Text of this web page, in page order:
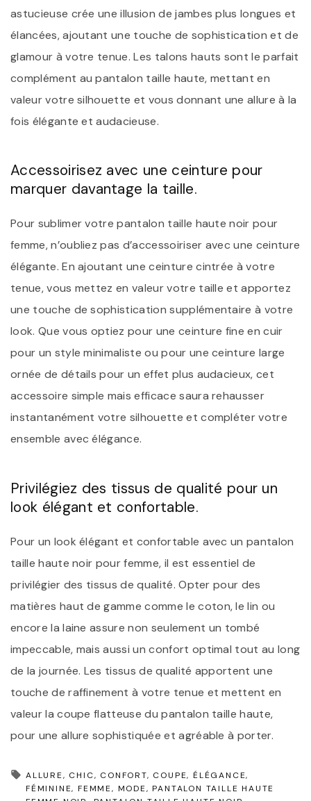
astucieuse crée une illusion de jambes plus longues et
élancées, ajoutant une touche de sophistication et de
glamour à votre tenue. Les talons hauts sont le parfait
complément au pantalon taille haute, mettant en
valeur votre silhouette et vous donnant une allure à la
fois élégante et audacieuse.
Accessoirisez avec une ceinture pour
marquer davantage la taille.
Pour sublimer votre pantalon taille haute noir pour
femme, n’oubliez pas d’accessoiriser avec une ceinture
élégante. En ajoutant une ceinture cintrée à votre
tenue, vous mettez en valeur votre taille et apportez
une touche de sophistication supplémentaire à votre
look. Que vous optiez pour une ceinture fine en cuir
pour un style minimaliste ou pour une ceinture large
ornée de détails pour un effet plus audacieux, cet
accessoire simple mais efficace saura rehausser
instantanément votre silhouette et compléter votre
ensemble avec élégance.
Privilégiez des tissus de qualité pour un
look élégant et confortable.
Pour un look élégant et confortable avec un pantalon
taille haute noir pour femme, il est essentiel de
privilégier des tissus de qualité. Opter pour des
matières haut de gamme comme le coton, le lin ou
encore la laine assure non seulement un tombé
impeccable, mais aussi un confort optimal tout au long
de la journée. Les tissus de qualité apportent une
touche de raffinement à votre tenue et mettent en
valeur la coupe flatteuse du pantalon taille haute,
pour une allure sophistiquée et agréable à porter.
ALLURE CHIC CONFORT COUPE ÉLÉGANCE
FÉMININE FEMME MODE
PANTALON TAILLE HAUTE